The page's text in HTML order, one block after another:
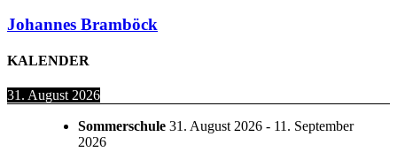
Johannes Bramböck
KALENDER
31. August 2026
Sommerschule 31. August 2026 - 11. September
2026